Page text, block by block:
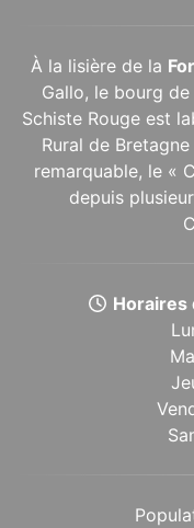
À la lisière de la
Gallo, le bourg de
Schiste Rouge est
Rural de
remarquable, le «
depuis
Horaires